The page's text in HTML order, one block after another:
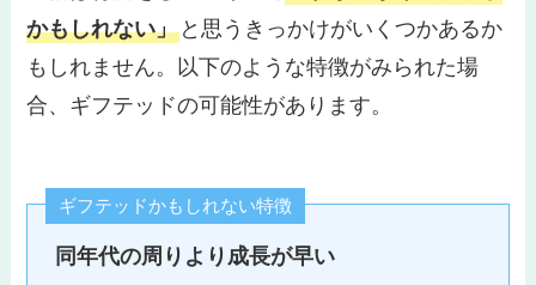
かもしれない」 と思うきっかけがいくつかあるか
もしれません。以下のような特徴がみられた場
合、ギフテッドの可能性があります。
ギフテッドかもしれない特徴
同年代の周りより成長が早い